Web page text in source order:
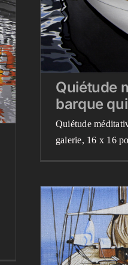
Quiétude
barque
Quiétude
galerie, 16 x 16